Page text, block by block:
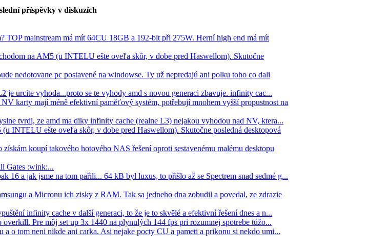
příspěvky v diskuzích
TOP mainstream má mít 64CU 18GB a 192-bit při 275W. Herní high end má mít
na AM5 (u INTELU ešte oveľa skôr, v dobe pred Haswellom). Skutočne
nedotovane pc postavené na windowse. Ty už nepredajú ani polku toho co dali
je urcite vyhoda...proto se te vyhody amd s novou generaci zbavuje. infinity cac...
karty mají méně efektivní paměťový systém, potřebují mnohem vyšší propustnost na
tvrdi, ze amd ma diky infinity cache (realne L3) nejakou vyhodou nad NV, ktera...
INTELU ešte oveľa skôr, v dobe pred Haswellom). Skutočne posledná desktopová
koupí takového hotového NAS řešení oproti sestavenému malému desktopu
Gates :wink:...
a jak jsme na tom pařili... 64 kB byl luxus, to přišlo až se Spectrem snad sedmé g...
a Micronu ich zisky z RAM. Tak sa jedneho dna zobudil a povedal, ze zdrazie
infinity cache v další generaci, to že je to skvělé a efektivní řešení dnes a n...
Pre môj set up 3x 1440 na plynulých 144 fps pri rozumnej spotrebe túžo...
a o tom neni nikde ani carka. Asi nejake pocty CU a pameti a prikonu si nekdo umi...